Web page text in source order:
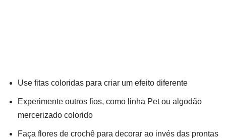
Use fitas coloridas para criar um efeito diferente
Experimente outros fios, como linha Pet ou algodão
mercerizado colorido
Faça flores de crochê para decorar ao invés das prontas